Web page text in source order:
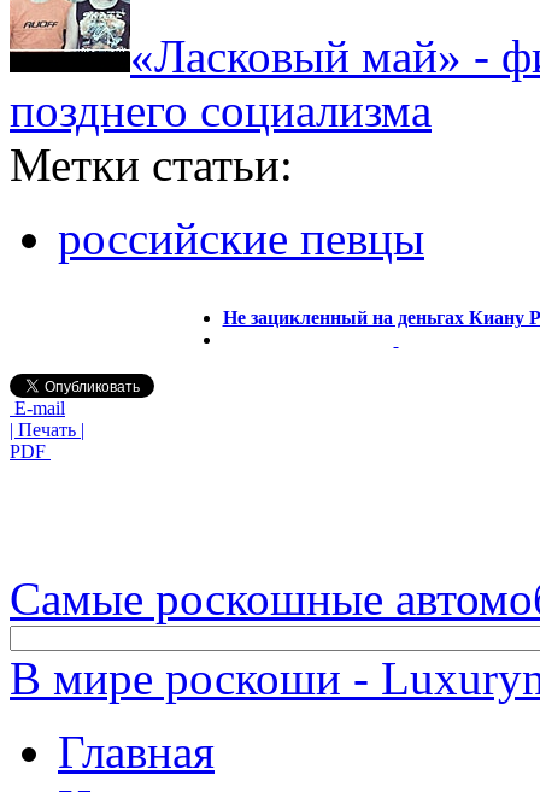
«Ласковый май» -
позднего социализма
Метки статьи:
российские певцы
Не зацикленный на деньгах Киану
E-mail
| Печать |
PDF
Самые роскошные
В мире роскоши -
Главная